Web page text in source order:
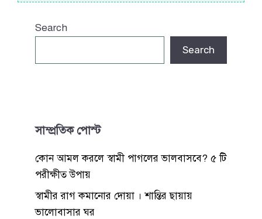
Search
Search
সাম্প্রতিক পোস্ট
কোন আমল করলে স্বামী পাগলের ভালবাসবে? ৫ টি
পরীক্ষীত উপায়
স্বামীর রাগ কমানোর দোয়া । শান্তির ছায়ায়
ভালোবাসার ঘর